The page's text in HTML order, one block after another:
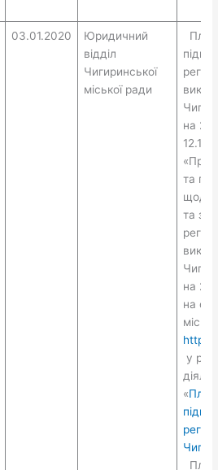
03.01.2020
Юридичний
відділ
Чигиринської
міської ради
План
на
«Про
та
щодо
та
на
на
у
«
План